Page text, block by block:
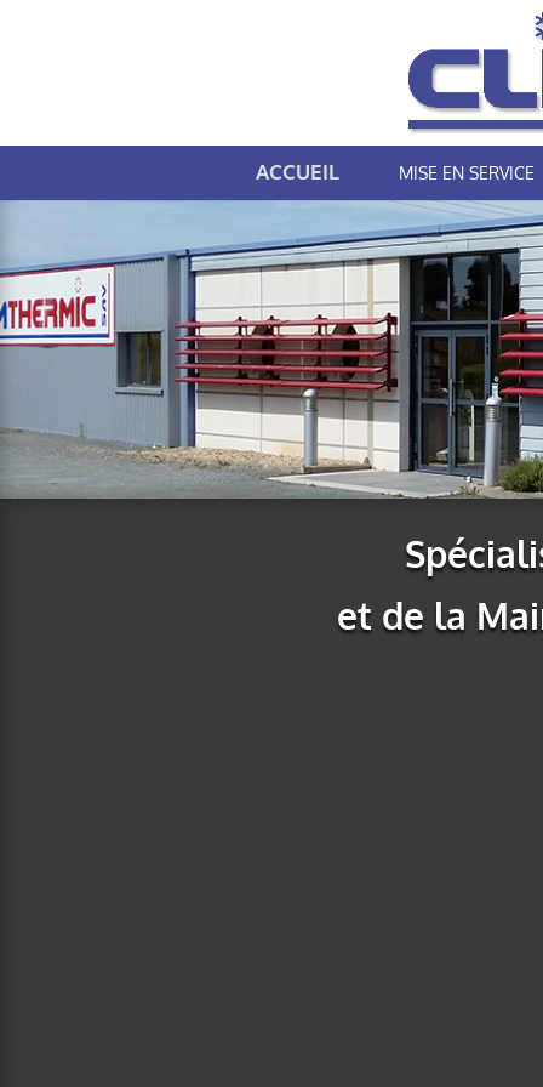
ACCUEIL MISE EN SERVICE
et de la